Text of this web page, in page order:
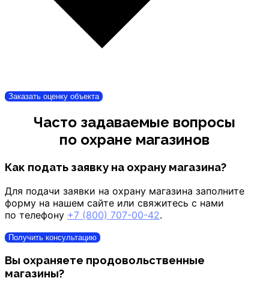
Заказать оценку объекта
Часто задаваемые вопросы
по охране магазинов
Как подать заявку на охрану магазина?
Для подачи заявки на охрану магазина заполните
форму на нашем сайте или свяжитесь с нами
по телефону +7 (800) 707-00-42.
Получить консультацию
Вы охраняете продовольственные
магазины?